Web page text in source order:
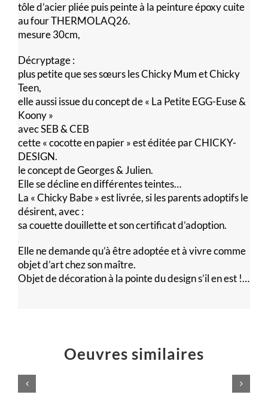
tôle d’acier pliée puis peinte à la peinture époxy cuite
au four THERMOLAQ26.
mesure 30cm,
Décryptage :
plus petite que ses sœurs les Chicky Mum et Chicky
Teen,
elle aussi issue du concept de « La Petite EGG-Euse &
Koony »
avec SEB & CEB
cette « cocotte en papier » est éditée par CHICKY-
DESIGN.
le concept de Georges & Julien.
Elle se décline en différentes teintes…
La « Chicky Babe » est livrée, si les parents adoptifs le
désirent, avec :
sa couette douillette et son certificat d’adoption.
Elle ne demande qu’à être adoptée et à vivre comme
objet d’art chez son maître.
Objet de décoration à la pointe du design s’il en est !…
Oeuvres similaires
Éruption